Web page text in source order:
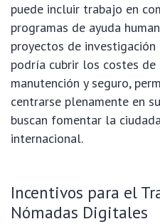
puede incluir trabajo en
programas de ayuda
proyectos de
podría cubrir los costes
manutención y seguro,
centrarse plenamente en
buscan fomentar la
internacional.
Incentivos para el
Nómadas Digitales